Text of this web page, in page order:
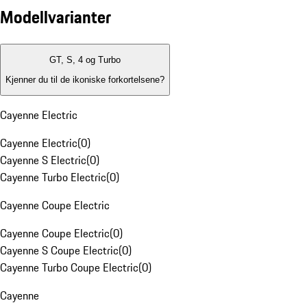
Modellvarianter
GT, S, 4 og Turbo
Kjenner du til de ikoniske forkortelsene?
Cayenne Electric
Cayenne Electric(0)
Cayenne S Electric(0)
Cayenne Turbo Electric(0)
Cayenne Coupe Electric
Cayenne Coupe Electric(0)
Cayenne S Coupe Electric(0)
Cayenne Turbo Coupe Electric(0)
Cayenne